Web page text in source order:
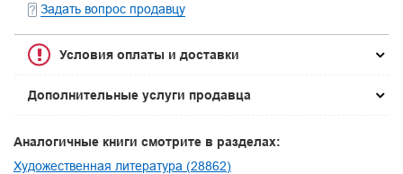
Задать вопрос продавцу
Условия оплаты и доставки
Дополнительные услуги продавца
Аналогичные книги смотрите в разделах:
Художественная литература (28862)